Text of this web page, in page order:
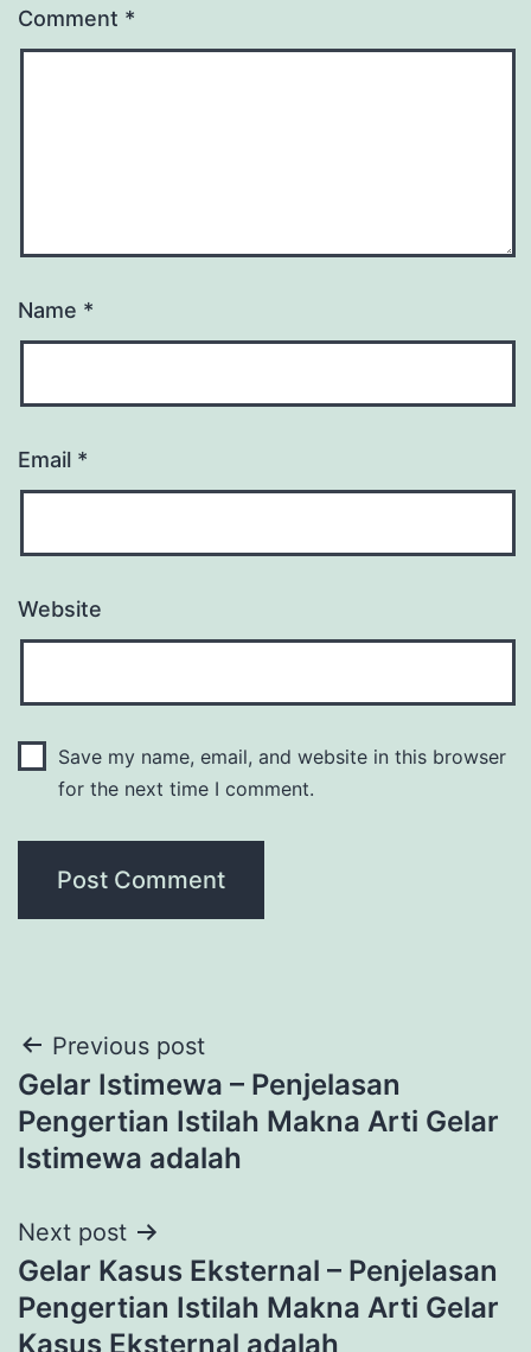
Comment *
Name *
Email *
Website
Save my name, email, and website in this browser
for the next time I comment.
Post
navigation
Previous post
Gelar Istimewa – Penjelasan
Pengertian Istilah Makna Arti Gelar
Istimewa adalah
Next post
Gelar Kasus Eksternal – Penjelasan
Pengertian Istilah Makna Arti Gelar
Kasus Eksternal adalah